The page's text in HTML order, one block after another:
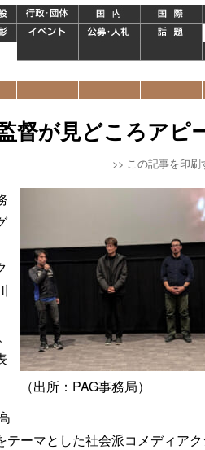
督が見どころアピ
>> この記事を印刷
（出所：PAG事務局）
ーマとした社会派コメディア